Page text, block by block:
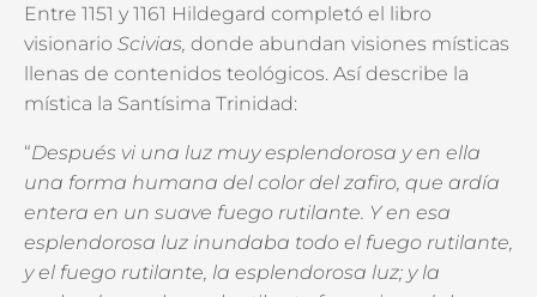
Entre 1151 y 1161 Hildegard completó el libro
visionario Scivias, donde abundan visiones místicas
llenas de contenidos teológicos. Así describe la
mística la Santísima Trinidad:
“Después vi una luz muy esplendorosa y en ella
una forma humana del color del zafiro, que ardía
entera en un suave fuego rutilante. Y en esa
esplendorosa luz inundaba todo el fuego rutilante,
y el fuego rutilante, la esplendorosa luz; y la